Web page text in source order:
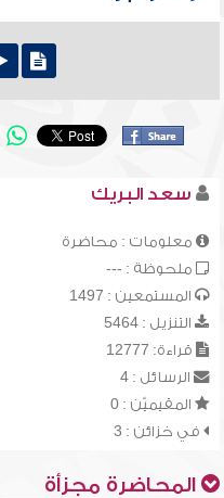
سعد البريك
معلومات : محاضرة
ملحوظة : ---
المستمعين : 1497
التنزيل : 5464
قراءة: 12777
الرسائل : 4
المقيميّن : 0
في خزائن : 3
المحاضرة مجزأة